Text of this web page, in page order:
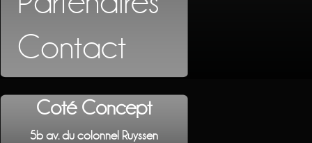
Contact
Coté Concept
5b av. du colonnel Ruyssen